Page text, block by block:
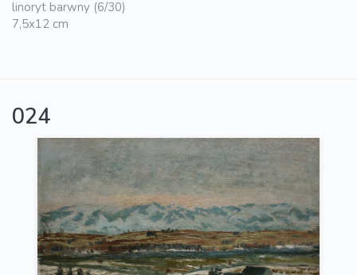
linoryt barwny (6/30)
7,5x12 cm
024